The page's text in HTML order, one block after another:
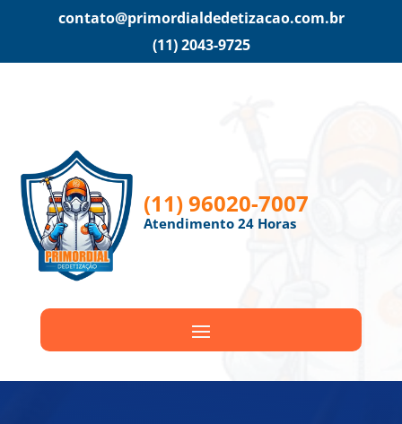
contato@primordialdedetizacao.com.br
(11) 2043-9725
(11) 96020-7007
Atendimento 24 Horas